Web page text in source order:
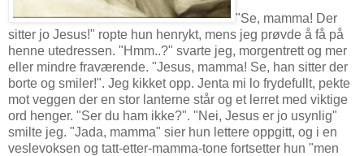
"Se, mamma! Der
sitter jo Jesus!" ropte hun henrykt, mens jeg prøvde å få på
henne utedressen. "Hmm..?" svarte jeg, morgentrett og mer
eller mindre fraværende. "Jesus, mamma! Se, han sitter der
borte og smiler!". Jeg kikket opp. Jenta mi lo frydefullt, pekte
mot veggen der en stor lanterne står og et lerret med viktige
ord henger. "Ser du ham ikke?". "Nei, Jesus er jo usynlig"
smilte jeg. "Jada, mamma" sier hun lettere oppgitt, og i en
veslevoksen og tatt-etter-mamma-tone fortsetter hun "men